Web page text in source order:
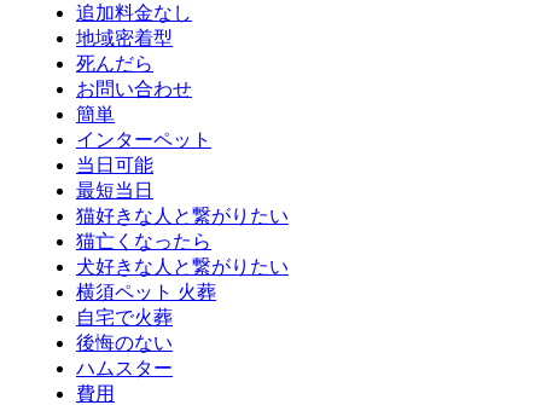
追加料金なし
地域密着型
死んだら
お問い合わせ
簡単
インターペット
当日可能
最短当日
猫好きな人と繋がりたい
猫亡くなったら
犬好きな人と繋がりたい
横須ペット 火葬
自宅で火葬
後悔のない
ハムスター
費用